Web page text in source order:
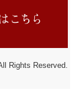
Rights Reserved.